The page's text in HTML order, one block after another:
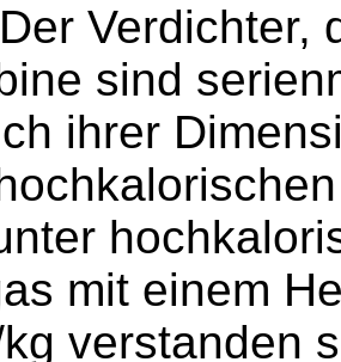
Der Verdichter,
sind
ihrer
mit einem
verstanden